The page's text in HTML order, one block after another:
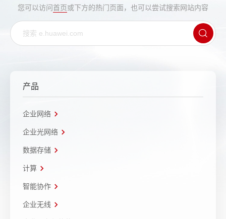
您可以访问首页或下方的热门页面，也可以尝试搜索网站内容
产品
企业网络
企业光网络
数据存储
计算
智能协作
企业无线